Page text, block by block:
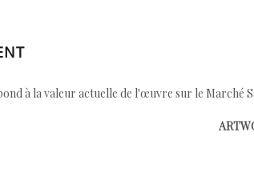
à la valeur actuelle de l'œuvre sur le Marché